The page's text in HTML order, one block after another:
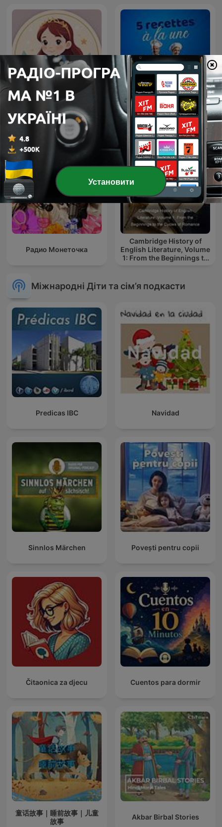
Казки для моїх дітей
5 recettes à la une - Radio
Fidélité
Радио Монеточка
Cambridge History of
English Literature, Volume
1: From the Beginnings to
Міжнародні Діти та сім’я подкасти
Predicas IBC Navidad
Sinnlos Märchen Povești pentru copii
Čitaonica za djecu Cuentos para dormir
童话故事｜睡前故事｜儿童
故事
Akbar Birbal Stories
Установити